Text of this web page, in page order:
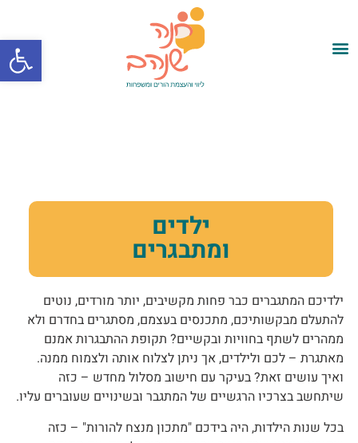
פתח
ילדים
ומתבגרים
ילדיכם המתגברים כבר פחות מקשיבים, יותר מורדים, נוטים
להתעלם מבקשותיכם, מתכנסים בעצמם, מסתגרים בחדרם ולא
ממהרים לשתף בחוויות ובקשיים? תקופת ההתבגרות אמנם
מאתגרת – לכם ולילדים, אך ניתן לצלוח אותה ולצמוח ממנה.
ואיך עושים זאת? בעיקר עם חישוב מסלול מחדש – כזה
שיתחשב בצרכיו הרגשיים של המתגבר ובשינויים שעוברים עליו.
בכל שנות הילדות, היה בידכם "מתכון מנצח להורות" – כזה